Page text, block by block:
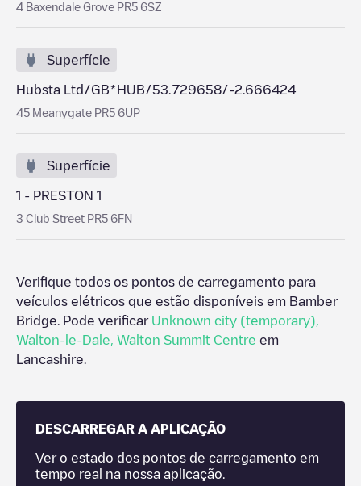
4 Baxendale Grove PR5 6SZ
Superfície
Hubsta Ltd/GB*HUB/53.729658/-2.666424
45 Meanygate PR5 6UP
Superfície
1 - PRESTON 1
3 Club Street PR5 6FN
Verifique todos os pontos de carregamento para
veículos elétricos que estão disponíveis em Bamber
Bridge . Pode verificar Unknown city (temporary)
Walton-le-Dale Walton Summit Centre em
Lancashire
DESCARREGAR A APLICAÇÃO
Ver o estado dos pontos de carregamento em
tempo real na nossa aplicação.